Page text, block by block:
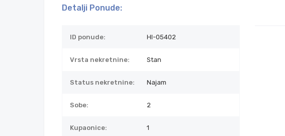
Detalji Ponude:
ID ponude: HI-05402
Vrsta nekretnine: Stan
Status nekretnine: Najam
Sobe: 2
Kupaonice: 1